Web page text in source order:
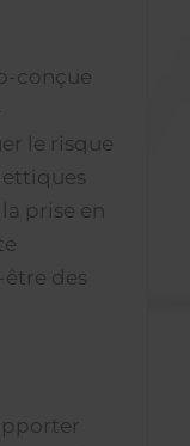
conçue
le risque
prise en
des